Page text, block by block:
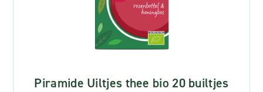
Piramide Uiltjes thee bio 20 builtjes